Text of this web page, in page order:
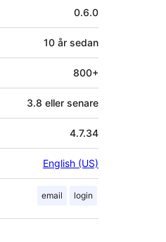
0.6.0
10 år sedan
800+
3.8 eller senare
4.7.34
English (US)
email login